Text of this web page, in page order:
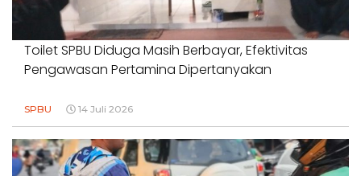
Toilet SPBU Diduga Masih Berbayar, Efektivitas
Pengawasan Pertamina Dipertanyakan
SPBU 14 Juli 2026